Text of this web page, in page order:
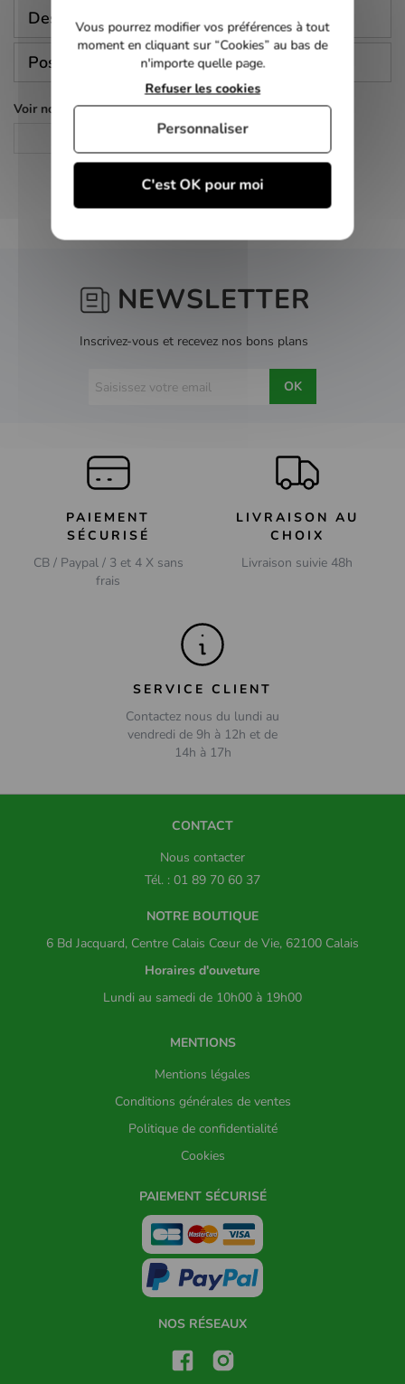
Description
Poser une question
Voir nos autres pages :
NEWSLETTER
Inscrivez-vous et recevez nos bons plans
OK
PAIEMENT
SÉCURISÉ
CB / Paypal / 3 et 4 X sans
frais
LIVRAISON AU
CHOIX
Livraison suivie 48h
SERVICE CLIENT
Contactez nous du lundi au
vendredi de 9h à 12h et de
14h à 17h
CONTACT
Nous contacter
Tél. : 01 89 70 60 37
NOTRE BOUTIQUE
6 Bd Jacquard, Centre Calais Cœur de Vie, 62100 Calais
Horaires d'ouveture
Lundi au samedi de 10h00 à 19h00
MENTIONS
Mentions légales
Conditions générales de ventes
Politique de confidentialité
Cookies
PAIEMENT SÉCURISÉ
NOS RÉSEAUX
Vous pourrez modifier vos préférences à tout
moment en cliquant sur “Cookies” au bas de
n'importe quelle page.
C'est OK pour moi
Refuser les cookies
Personnaliser